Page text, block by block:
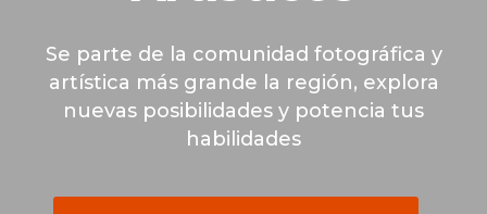
Se parte de la comunidad fotográfica y
artística más grande la región, explora
nuevas posibilidades y potencia tus
habilidades